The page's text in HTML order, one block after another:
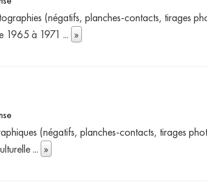
(négatifs, planches-contacts, tirages
1965 à 1971 ... »
(négatifs, planches-contacts, tirages
... »